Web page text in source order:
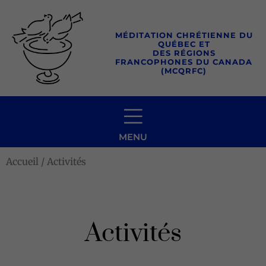
contenu
MÉDITATION CHRÉTIENNE DU
QUÉBEC ET
DES RÉGIONS
FRANCOPHONES DU CANADA
(MCQRFC)
MENU
Accueil / Activités
Activités